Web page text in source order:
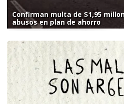
Confirman multa de $1,95
abusos en plan de ahorro